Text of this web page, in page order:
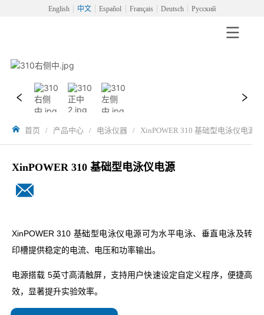
English 中文 Español Français Deutsch Русский
首页 / 产品中心 / 电泳仪器 / XinPOWER 310 基础型电泳仪电源
XinPOWER 310 基础型电泳仪电源